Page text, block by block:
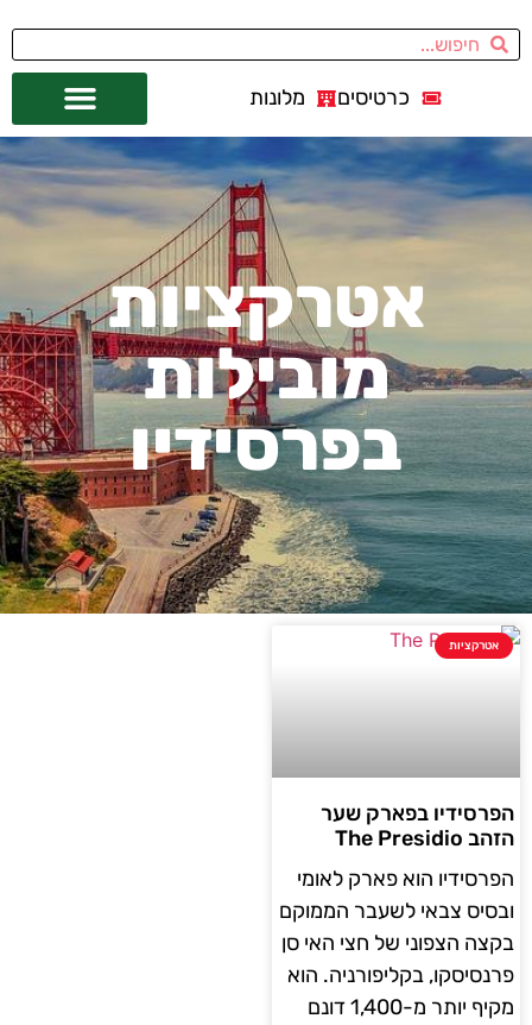
כרטיסים מלונות
אטרקציות
מובילות
בפרסידיו
אטרקציות
הפרסידיו בפארק שער
הזהב The Presidio
הפרסידיו הוא פארק לאומי
ובסיס צבאי לשעבר הממוקם
בקצה הצפוני של חצי האי סן
פרנסיסקו, בקליפורניה. הוא
מקיף יותר מ-1,400 דונם